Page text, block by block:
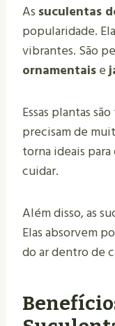
As suculentas
popularidade.
vibrantes. São
ornamentaise
Essas plantas
precisam de
torna ideais
cuidar.
Além disso, as
Elas absorvem
do ar dentro de